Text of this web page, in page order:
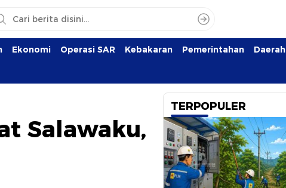
Ekonomi Operasi SAR Kebakaran Pemerintahan Daerah
Salawaku,
TERPOPULER